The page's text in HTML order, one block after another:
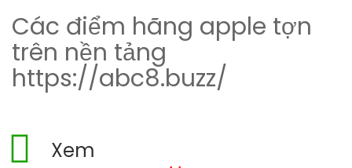
Các điểm hãng apple tợn
trên nền tảng
https://abc8.buzz/
Xem